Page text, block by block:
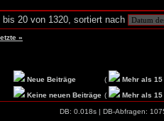
bis 20 von 1320, sortiert nach
»
Neue Beiträge (
Mehr als
Keine neuen Beiträge ( Mehr als
DB: 0.018s | DB-Abfragen: